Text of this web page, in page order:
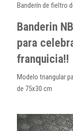
Banderín de fieltro
Banderin
para
franquicia!!
Modelo triangular
de 75x30 cm